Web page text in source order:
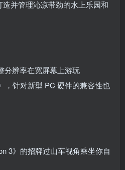
并管理沁凉带劲的水上乐园和
分辨率在宽屏幕上游玩
，针对新型 PC 硬件的兼容性也
3》的招牌过山车视角乘坐你自